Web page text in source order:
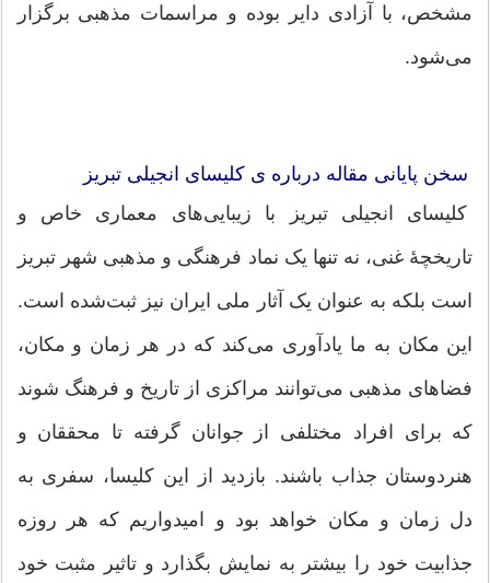
مشخص، با آزادی دایر بوده و مراسمات مذهبی برگزار
می‌شود.
سخن پایانی مقاله درباره ی کلیسای انجیلی تبریز
کلیسای انجیلی تبریز با زیبایی‌های معماری خاص و
تاریخچهٔ غنی، نه تنها یک نماد فرهنگی و مذهبی شهر تبریز
است بلکه به عنوان یک آثار ملی ایران نیز ثبت‌شده است.
این مکان به ما یادآوری می‌کند که در هر زمان و مکان،
فضاهای مذهبی می‌توانند مراکزی از تاریخ و فرهنگ شوند
که برای افراد مختلفی از جوانان گرفته تا محققان و
هنردوستان جذاب باشند. بازدید از این کلیسا، سفری به
دل زمان و مکان خواهد بود و امیدواریم که هر روزه
جذابیت خود را بیشتر به نمایش بگذارد و تاثیر مثبت خود